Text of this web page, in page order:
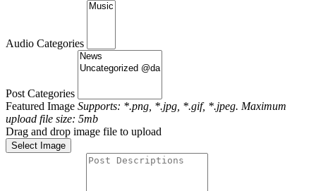
Audio Categories
Post Categories
Featured Image Supports: *.png, *.jpg, *.gif, *.jpeg. Maximum
upload file size: 5mb
Drag and drop image file to upload
Select Image